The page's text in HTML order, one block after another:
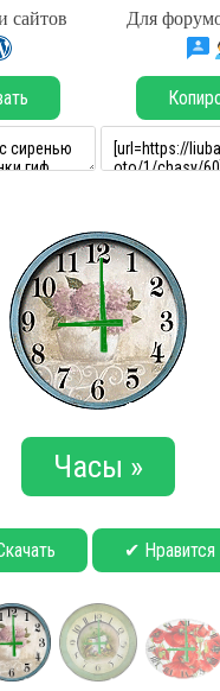
сайтов Для
Часы »
✔ Нравится